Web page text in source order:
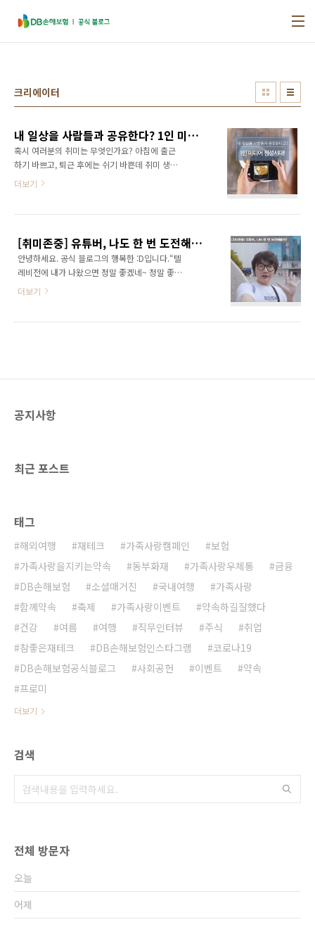
크리에이터
내 일상을 사람들과 공유한다? 1인 미디어 전성시대!
혹시 여러분의 취미는 무엇인가요? 아침에 출근
하기 바쁘고, 퇴근 후에는 쉬기 바쁜데 취미 생활
을 할 여유가 어디 있나 싶습니다. 하지만, 생각
만 9000명으로 2017년보다 10.3% 늘었습니
다. ‘시간 관련 추가 취업 가능자’란, 실제 36시간
미만의 취업시간을 확보한 상황에서 추가취업을
희망하고 추가 취업이 가능한 자를 일컫습니다.
job) 희망자'를 말하는 것이죠. 나의 일생을 책임
더보기
[취미존중] 유튜버, 나도 한 번 도전해볼까?
안녕하세요. 공식 블로그의 행복한 :D입니다.“텔
레비전에 내가 나왔으면 정말 좋겠네~ 정말 좋겠
네~” 얼마 전만 하더라도 ‘방송’이라는 플랫폼은
를 보면서 한번쯤은 “나도 한번 해볼까?”라는 생
더보기
공지사항
최근 포스트
태그
해외여행 재테크 가족사랑캠페인
보험
가족사랑을지키는약속
동부화재 가족사랑우체통
금융
DB손해보험
소셜매거진 국내여행
가족사랑
함께약속
축제 가족사랑이벤트
약속하길잘했다
건강
여름 여행 직무인터뷰 주식
취업
참좋은재테크
DB손해보험인스타그램
코로나19
DB손해보험공식블로그
사회공헌 이벤트
약속
프로미
더보기
검색
전체 방문자
오늘
어제